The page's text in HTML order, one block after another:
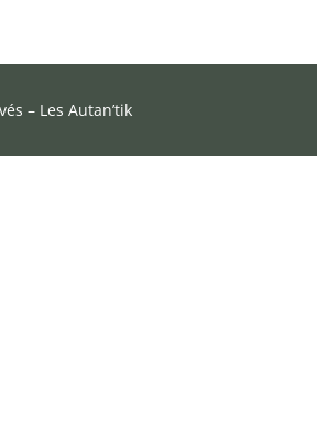
– Les Autan’tik